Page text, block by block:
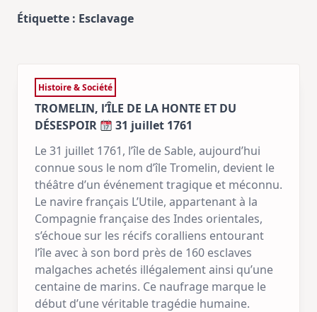
Étiquette : Esclavage
Histoire & Société
TROMELIN, l’ÎLE DE LA HONTE ET DU
DÉSESPOIR
31 juillet 1761
Le 31 juillet 1761, l’île de Sable, aujourd’hui
connue sous le nom d’île Tromelin, devient le
théâtre d’un événement tragique et méconnu.
Le navire français L’Utile, appartenant à la
Compagnie française des Indes orientales,
s’échoue sur les récifs coralliens entourant
l’île avec à son bord près de 160 esclaves
malgaches achetés illégalement ainsi qu’une
centaine de marins. Ce naufrage marque le
début d’une véritable tragédie humaine.